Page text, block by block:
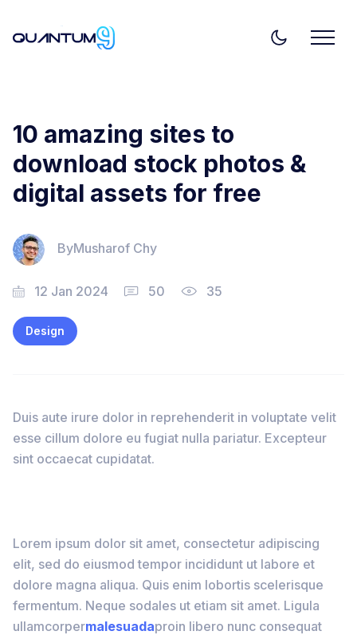
10 amazing sites to
download stock photos &
digital assets for free
ByMusharof Chy
12 Jan 2024 50 35
Design
Duis aute irure dolor in reprehenderit in voluptate velit
esse cillum dolore eu fugiat nulla pariatur. Excepteur
sint occaecat cupidatat.
Lorem ipsum dolor sit amet, consectetur adipiscing
elit, sed do eiusmod tempor incididunt ut labore et
dolore magna aliqua. Quis enim lobortis scelerisque
fermentum. Neque sodales ut etiam sit amet. Ligula
ullamcorpermalesuadaproin libero nunc consequat